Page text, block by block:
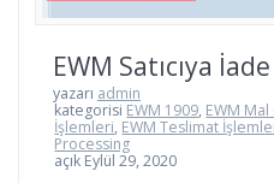
EWM Satıcıya İade
yazarı admin
kategorisi EWM 1909, EWM Mal
İşlemleri, EWM Teslimat
Processing
açık Eylül 29, 2020